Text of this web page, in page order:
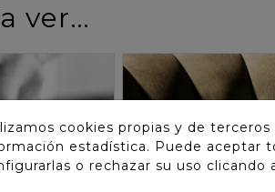
ver…
cookies propias y de
estadística. Puede aceptar
o rechazar su uso clicando